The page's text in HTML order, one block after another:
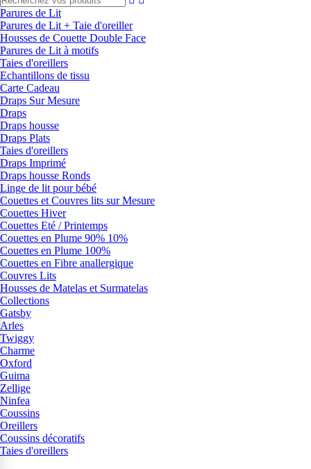
Parures de Lit
Parures de Lit + Taie d'oreiller
Housses de Couette Double Face
Parures de Lit à motifs
Taies d'oreillers
Echantillons de tissu
Carte Cadeau
Draps Sur Mesure
Draps
Draps housse
Draps Plats
Taies d'oreillers
Draps Imprimé
Draps housse Ronds
Linge de lit pour bébé
Couettes et Couvres lits sur Mesure
Couettes Hiver
Couettes Eté / Printemps
Couettes en Plume 90% 10%
Couettes en Plume 100%
Couettes en Fibre anallergique
Couvres Lits
Housses de Matelas et Surmatelas
Collections
Gatsby
Arles
Twiggy
Charme
Oxford
Guima
Zellige
Ninfea
Coussins
Oreillers
Coussins décoratifs
Taies d'oreillers